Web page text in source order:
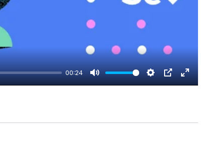
00:24
Mute Settings
PIP Enter